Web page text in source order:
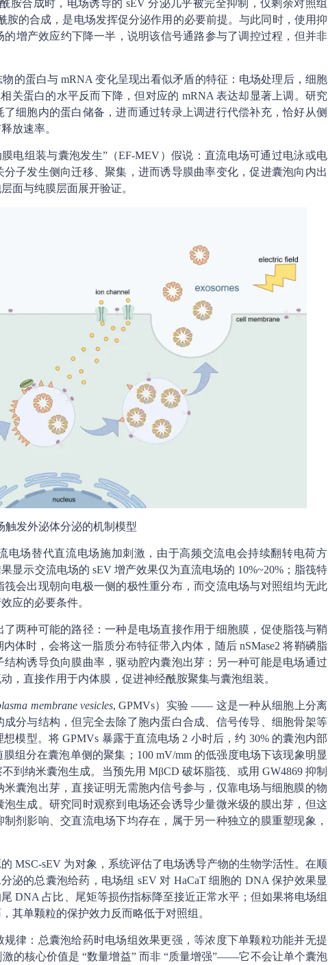
胺合成时，电场诱导的 sEV 分泌几乎被完全抑制，仅剩余对照组
胺的合成，是电场发挥促分泌作用的必要前提。与此同时，使用抑
的增产效应约下降一半，说明该信号通路参与了调控过程，但并非
的蛋白与 mRNA 变化呈现出看似矛盾的特征：电场处理后，细胞
关蛋白的水平反而下降，但对应的 mRNA 表达却显著上调。研究
细胞内的蛋白储备，进而通过转录上调进行代偿补充，恰好从侧
放速率。
电组装与囊泡发生”（EF-MEV）假说：直流电场可通过电泳或电
子发生侧向迁移、聚集，进而诱导膜曲率变化，促进囊泡向内出
面与纯膜层面展开验证。
触发外泌体分泌的机制模型
电场替代直流电场施加刺激，由于高频交流电会持续翻转电荷方
显示交流电场的 sEV 增产效果仅为直流电场的 10%~20%；脂筏特
会出现朝向电极一侧的极性重分布，而交流电场与对照组均无此
应的必要条件。
两种可能的路径：一种是电场直接作用于细胞膜，促使脂筏与鞘
体时，会将这一脂质分布特征带入内体，随后 nSMase2 将鞘磷脂
构诱导负向膜曲率，驱动腔内囊泡出芽；另一种可能是电场通过
，直接作用于内体膜，促进神经酰胺聚集与囊泡组装。
membrane vesicles, GPMVs）实验 —— 这是一种从细胞上分离
分与结构，但完全去除了胞内蛋白合成、信号传导、细胞骨架等
模型。将 GPMVs 暴露于直流电场 2 小时后，约 30% 的囊泡内部
组分在囊泡单侧的聚集；100 mV/mm 的低强度电场下该现象明显
到纳米囊泡生成。当预先用 MβCD 破坏脂筏、或用 GW4869 抑制
囊泡出芽，直接证明无需胞内信号参与，仅靠电场与细胞膜的物
生成。研究同时观察到电场还会诱导少量微米级的膜出芽，但这
剂影响、交直流电场下均存在，属于另一种独立的膜重塑现象，
MSC-sEV 为对象，系统评估了电场诱导产物的生物学活性。在顺
泌的总囊泡给药，电场组 sEV 对 HaCaT 细胞的 DNA 保护效果显
DNA 占比、尾矩等损伤指标降至接近正常水平；但如果将电场组
其单颗粒的保护效力反而略低于对照组。
律：总囊泡给药时电场组效果更强，等浓度下单颗粒功能并无提
的核心价值是 “数量增益” 而非 “质量增强”——它不会让单个囊泡